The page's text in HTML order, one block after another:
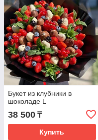
Букет из клубники в
шоколаде L
38 500 ₸
Купить